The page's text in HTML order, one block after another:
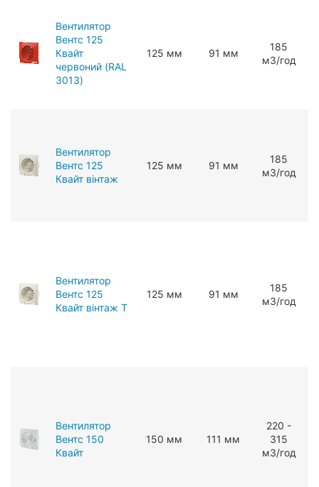
Вентилятор
Вентс 125
Квайт
червоний (RAL
3013)
125 мм 91 мм
185
мЗ/год
Вентилятор
Вентс 125
Квайт вінтаж
125 мм 91 мм
185
мЗ/год
Вентилятор
Вентс 125
Квайт вінтаж Т
125 мм 91 мм
185
мЗ/год
Вентилятор
Вентс 150
Квайт
150 мм 111 мм
220 -
315
мЗ/год